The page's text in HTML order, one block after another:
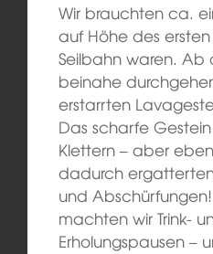
Wir brauchten ca.
auf Höhe des
Seilbahn waren. Ab
beinahe
erstarrten
Das scharfe
Klettern – aber
dadurch
und
machten wir Trink-
Erholungspausen –